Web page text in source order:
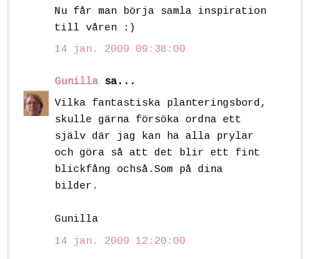
Nu får man börja samla inspiration
till våren :)
14 jan. 2009 09:38:00
Gunilla sa...
Vilka fantastiska planteringsbord,
skulle gärna försöka ordna ett
själv där jag kan ha alla prylar
och göra så att det blir ett fint
blickfång ochså.Som på dina
bilder.
Gunilla
14 jan. 2009 12:20:00